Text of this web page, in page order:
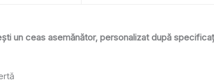
un ceas asemănător, personalizat după